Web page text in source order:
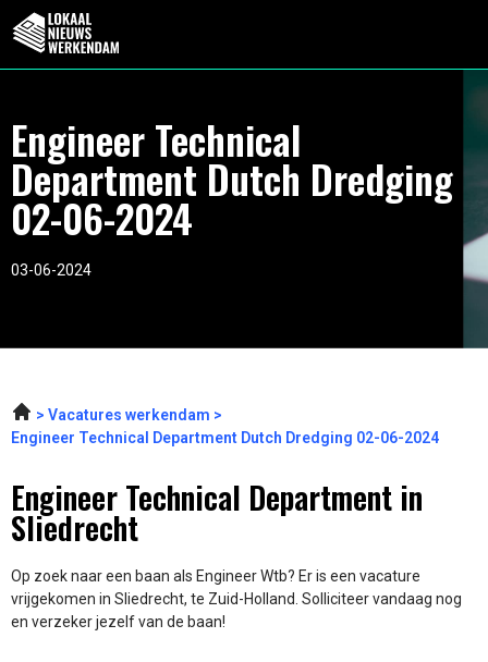
Engineer Technical
Department Dutch Dredging
02-06-2024
03-06-2024
Vacatures werkendam
Engineer Technical Department Dutch Dredging 02-06-2024
Engineer Technical Department in
Sliedrecht
Op zoek naar een baan als Engineer Wtb? Er is een vacature
vrijgekomen in Sliedrecht, te Zuid-Holland. Solliciteer vandaag nog
en verzeker jezelf van de baan!